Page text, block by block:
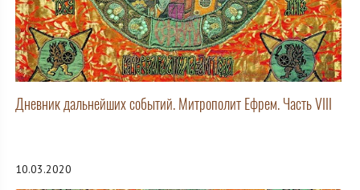
Дневник дальнейших событий. Митрополит Ефрем. Часть VIII
10.03.2020